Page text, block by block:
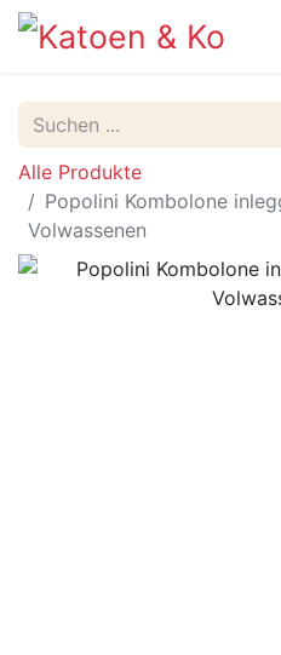
Alle Produkte
Popolini Kombolone
Volwassenen